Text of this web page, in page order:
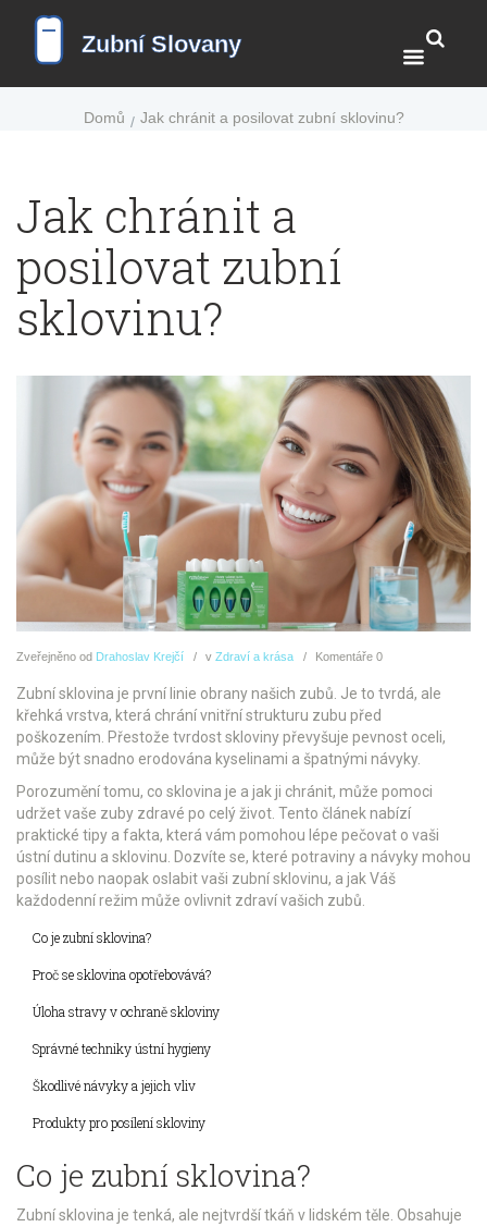
Domů Jak chránit a posilovat zubní sklovinu?
Jak chránit a
posilovat zubní
sklovinu?
Zveřejněno od Drahoslav Krejčí v Zdraví a krása Komentáře 0
Zubní sklovina je první linie obrany našich zubů. Je to tvrdá, ale
křehká vrstva, která chrání vnitřní strukturu zubu před
poškozením. Přestože tvrdost skloviny převyšuje pevnost oceli,
může být snadno erodována kyselinami a špatnými návyky.
Porozumění tomu, co sklovina je a jak ji chránit, může pomoci
udržet vaše zuby zdravé po celý život. Tento článek nabízí
praktické tipy a fakta, která vám pomohou lépe pečovat o vaši
ústní dutinu a sklovinu. Dozvíte se, které potraviny a návyky mohou
posílit nebo naopak oslabit vaši zubní sklovinu, a jak Váš
každodenní režim může ovlivnit zdraví vašich zubů.
Co je zubní sklovina?
Proč se sklovina opotřebovává?
Úloha stravy v ochraně skloviny
Správné techniky ústní hygieny
Škodlivé návyky a jejich vliv
Produkty pro posílení skloviny
Co je zubní sklovina?
Zubní sklovina je tenká, ale nejtvrdší tkáň v lidském těle. Obsahuje